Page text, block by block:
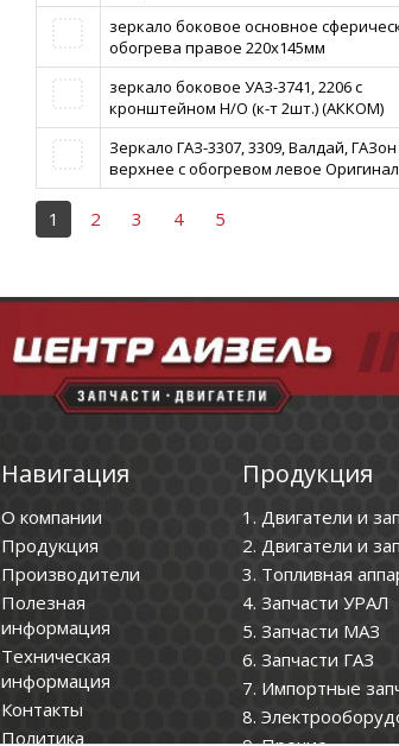
зеркало боковое основное
обогрева правое 220х145мм
зеркало боковое УАЗ-3741, 2206 с
кронштейном Н/О (к-т 2шт.) (АККОМ)
Зеркало ГАЗ-3307, 3309, Валдай, ГАЗон
верхнее с обогревом левое
1 2 3 4 5
Навигация
О компании
Продукция
Производители
Полезная
информация
Техническая
информация
Контакты
Политика
Продукция
1. Двигатели и
2. Двигатели и
3. Топливная
4. Запчасти УРАЛ
5. Запчасти МАЗ
6. Запчасти ГАЗ
7. Импортные
8.